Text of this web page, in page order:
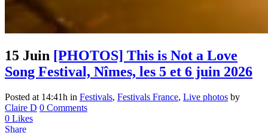
15 Juin [PHOTOS] This is Not a Love
Song Festival, Nîmes, les 5 et 6 juin 2026
Posted at 14:41h in Festivals, Festivals France, Live photos by
Claire D 0 Comments
0 Likes
Share